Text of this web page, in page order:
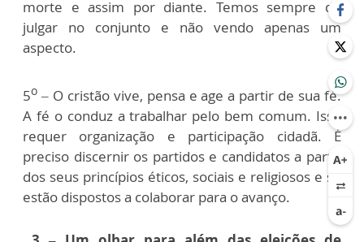
morte e assim por diante. Temos sempre de
julgar no conjunto e não vendo apenas um
aspecto.
5o – O cristão vive, pensa e age a partir de sua fé.
A fé o conduz a trabalhar pelo bem comum. Isso
requer organização e participação cidadã. É
preciso discernir os partidos e candidatos a partir
dos seus princípios éticos, sociais e religiosos e se
estão dispostos a colaborar para o avanço.